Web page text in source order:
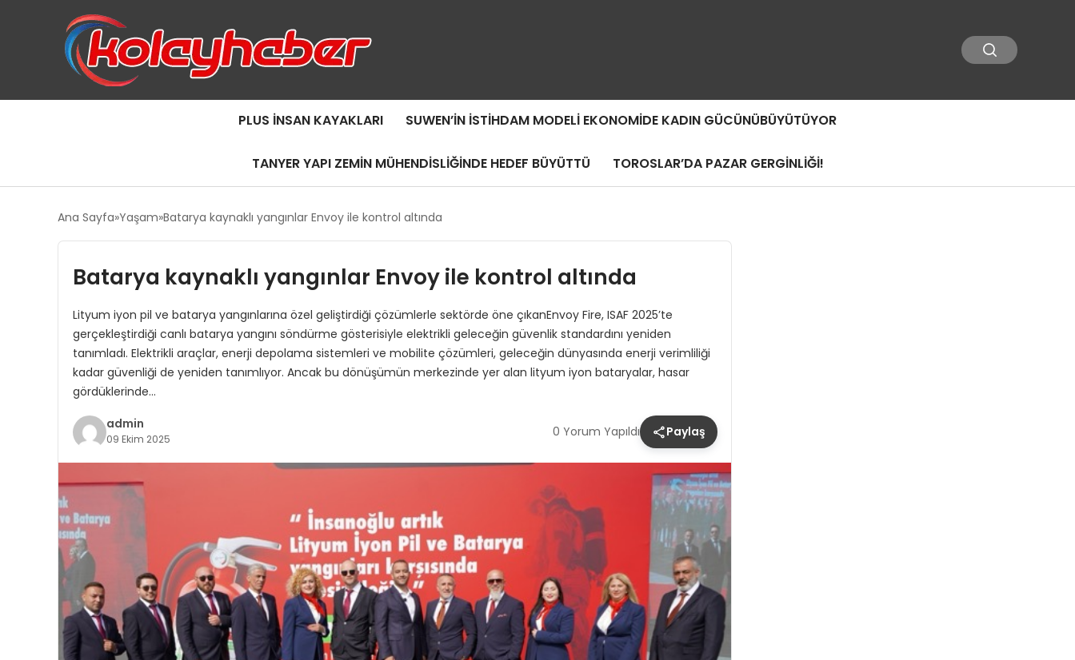
PLUS İNSAN KAYAKLARI SUWEN’IN İSTIHDAM MODELI EKONOMIDE KADIN GÜCÜNÜBÜYÜTÜYOR
TANYER YAPI ZEMIN MÜHENDISLIĞINDE HEDEF BÜYÜTTÜ TOROSLAR’DA PAZAR GERGİNLİĞİ!
Ana Sayfa Yaşam Batarya kaynaklı yangınlar Envoy ile kontrol altında
Batarya kaynaklı yangınlar Envoy ile kontrol altında
Lityum iyon pil ve batarya yangınlarına özel geliştirdiği çözümlerle sektörde öne çıkanEnvoy Fire, ISAF 2025’te
gerçekleştirdiği canlı batarya yangını söndürme gösterisiyle elektrikli geleceğin güvenlik standardını yeniden
tanımladı. Elektrikli araçlar, enerji depolama sistemleri ve mobilite çözümleri, geleceğin dünyasında enerji verimliliği
kadar güvenliği de yeniden tanımlıyor. Ancak bu dönüşümün merkezinde yer alan lityum iyon bataryalar, hasar
gördüklerinde…
admin
09 Ekim 2025 0 Yorum Yapıldı Paylaş